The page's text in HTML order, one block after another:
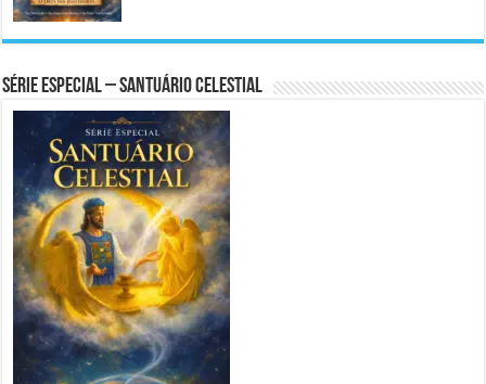
Série Especial – Santuário Celestial